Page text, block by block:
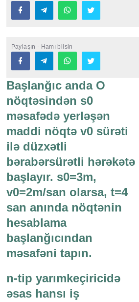
Paylaşın - Hamı bilsin
Başlanğıc anda O
nöqtəsindən s0
məsafədə yerləşən
maddi nöqtə v0 sürəti
ilə düzxətli
bərabərsürətli hərəkətə
başlayır. s0=3m,
v0=2m/san olarsa, t=4
san anında nöqtənin
hesablama
başlanğıcından
məsafəni tapın.
n-tip yarımkeçiricidə
əsas hansı iş